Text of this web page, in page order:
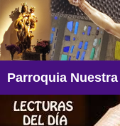
Saltar
al
contenido